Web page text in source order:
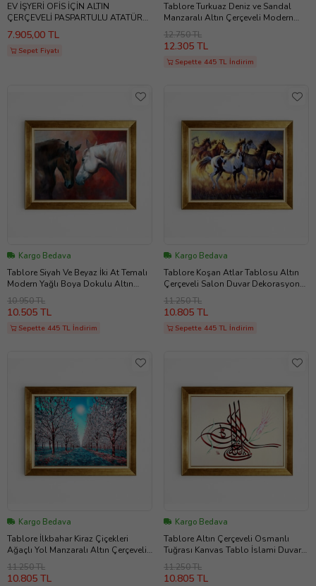
EV İŞYERİ OFİS İÇİN ALTIN
ÇERÇEVELİ PASPARTULU ATATÜRK
TABLO S689
7.905,00 TL
Sepet Fiyatı
Tablore Turkuaz Deniz ve Sandal
Manzaralı Altın Çerçeveli Modern
Yatak Odası Salon Tablosu
12.750 TL
12.305 TL
Sepette 445 TL İndirim
Kargo Bedava
Tablore Siyah Ve Beyaz İki At Temalı
Modern Yağlı Boya Dokulu Altın
Çerçeveli Tablo
10.950 TL
10.505 TL
Sepette 445 TL İndirim
Kargo Bedava
Tablore Koşan Atlar Tablosu Altın
Çerçeveli Salon Duvar Dekorasyonu
Yağlı Boya Görünümlü Kanvas Tablo
11.250 TL
10.805 TL
Sepette 445 TL İndirim
Kargo Bedava
Tablore İlkbahar Kiraz Çiçekleri
Ağaçlı Yol Manzaralı Altın Çerçeveli
Salon Tablosu
11.250 TL
10.805 TL
Kargo Bedava
Tablore Altın Çerçeveli Osmanlı
Tuğrası Kanvas Tablo İslami Duvar
Sanatı Hat Yazılı Ofis Ev Hediyesi
11.250 TL
10.805 TL